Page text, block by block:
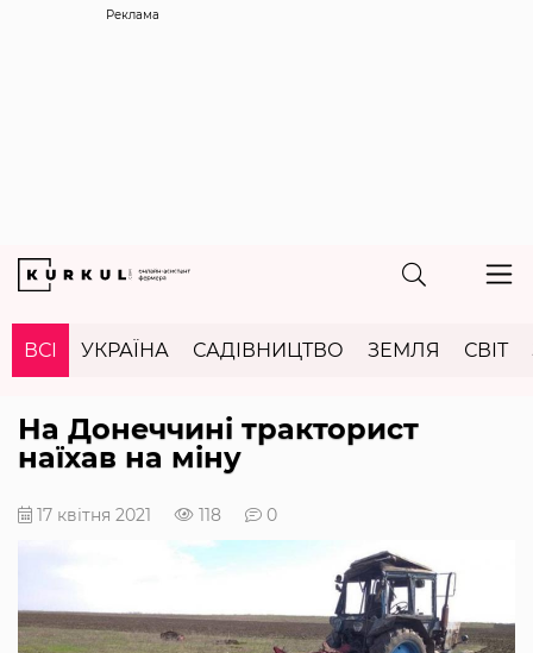
Реклама
ВСІ УКРАЇНА САДІВНИЦТВО ЗЕМЛЯ СВІТ
На Донеччині тракторист
наїхав на міну
17 квітня 2021 118 0